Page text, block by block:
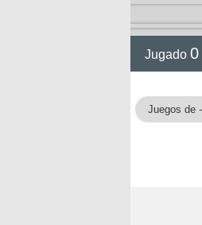
Jugado 0
Juegos de